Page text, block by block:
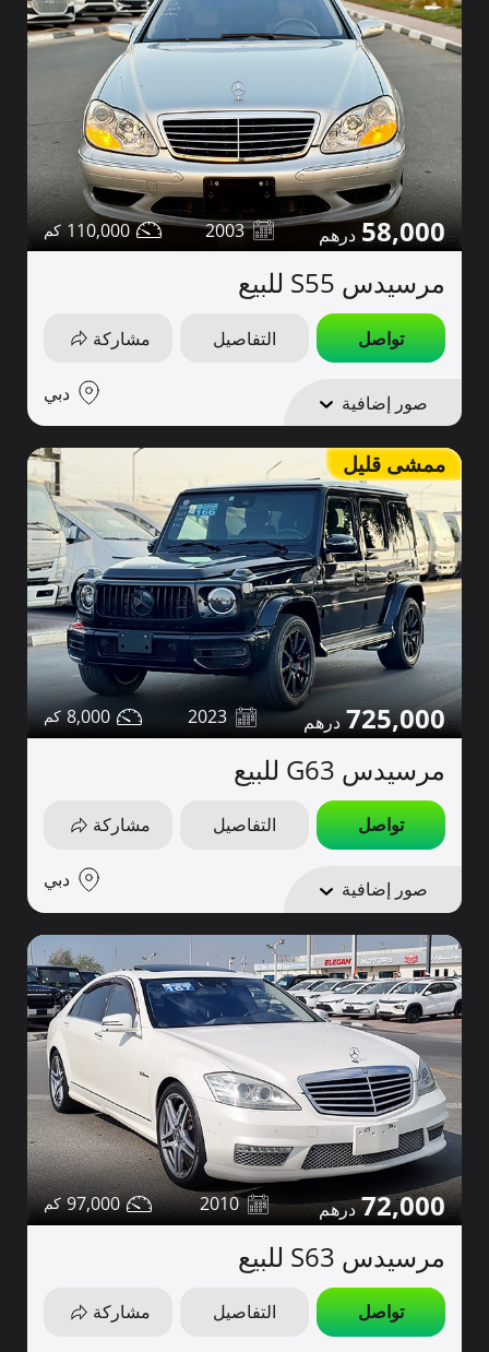
58,000
2003
110,000
مرسيدس S55 للبيع
تواصل التفاصيل مشاركة
صور إضافية دبي
ممشى قليل
725,000
2023
8,000
مرسيدس G63 للبيع
تواصل التفاصيل مشاركة
صور إضافية دبي
72,000
2010
97,000
مرسيدس S63 للبيع
تواصل التفاصيل مشاركة